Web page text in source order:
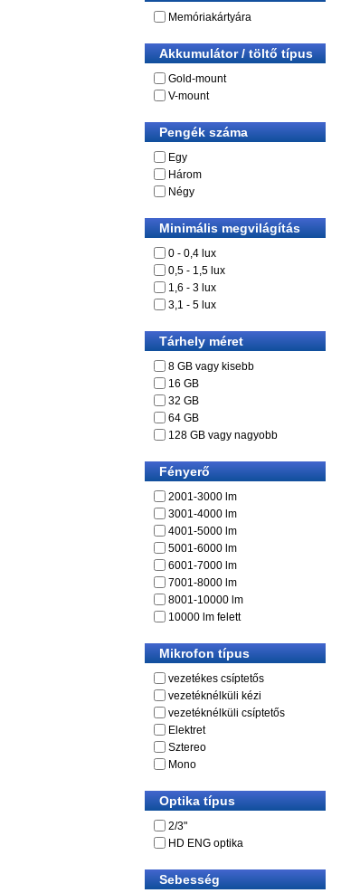
Memóriakártyára
Akkumulátor / töltő típus
Gold-mount
V-mount
Pengék száma
Egy
Három
Négy
Minimális megvilágítás
0 - 0,4 lux
0,5 - 1,5 lux
1,6 - 3 lux
3,1 - 5 lux
Tárhely méret
8 GB vagy kisebb
16 GB
32 GB
64 GB
128 GB vagy nagyobb
Fényerő
2001-3000 lm
3001-4000 lm
4001-5000 lm
5001-6000 lm
6001-7000 lm
7001-8000 lm
8001-10000 lm
10000 lm felett
Mikrofon típus
vezetékes csíptetős
vezetéknélküli kézi
vezetéknélküli csíptetős
Elektret
Sztereo
Mono
Optika típus
2/3"
HD ENG optika
Sebesség